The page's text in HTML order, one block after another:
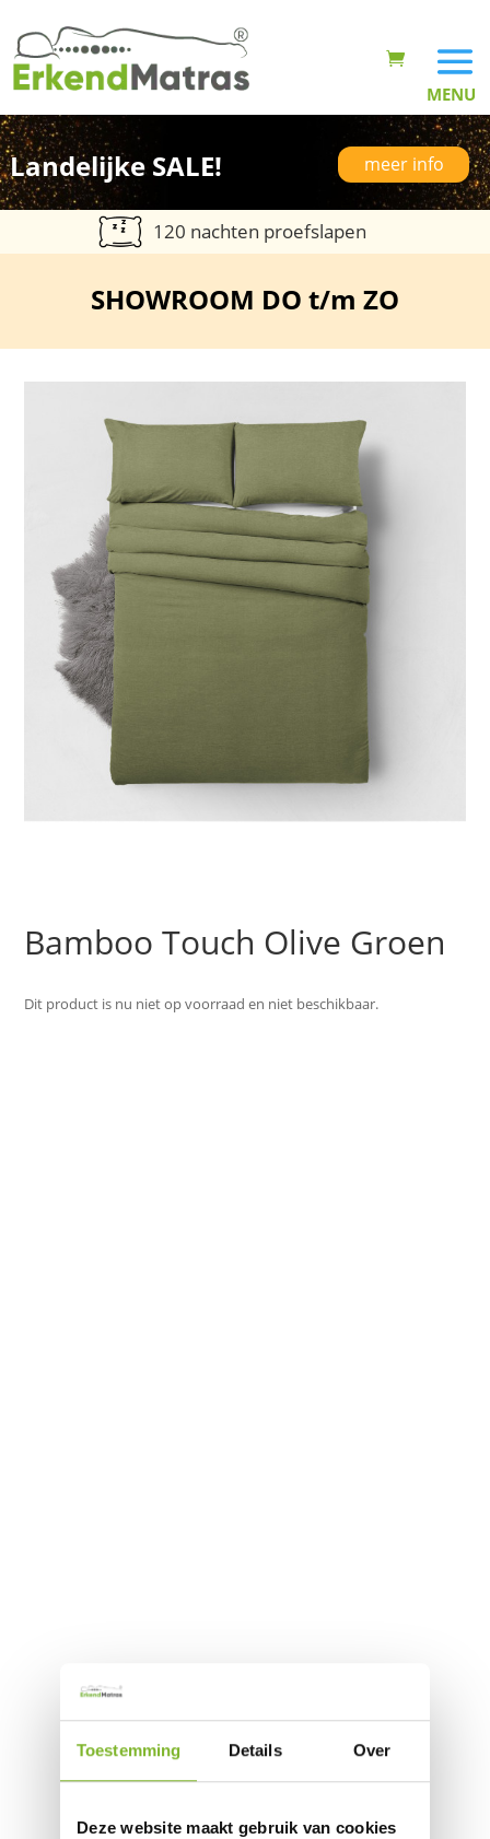
Toestemming Details Over
Deze website maakt gebruik van cookies
Landelijke SALE! meer info
120 nachten proefslapen
SHOWROOM DO t/m ZO
Bamboo Touch Olive Groen
Dit product is nu niet op voorraad en niet beschikbaar.